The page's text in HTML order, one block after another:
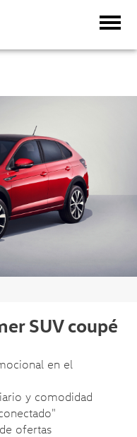
SUV coupé
en el
y comodidad
ofertas